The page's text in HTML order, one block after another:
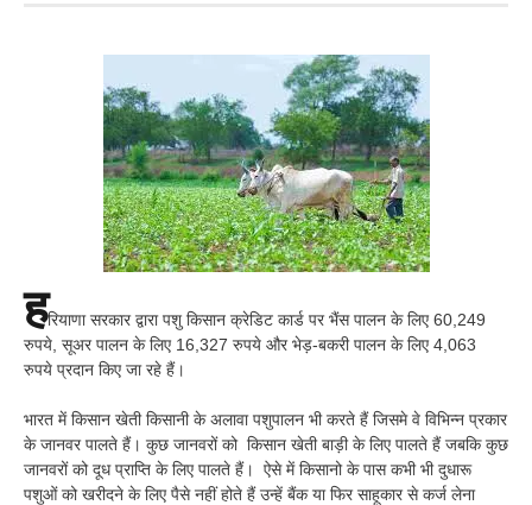
हरियाणा सरकार द्वारा पशु किसान क्रेडिट कार्ड पर भैंस पालन के लिए 60,249
रुपये, सूअर पालन के लिए 16,327 रुपये और भेड़-बकरी पालन के लिए 4,063
रुपये प्रदान किए जा रहे हैं।
भारत में किसान खेती किसानी के अलावा पशुपालन भी करते हैं जिसमे वे विभिन्न प्रकार
के जानवर पालते हैं। कुछ जानवरों को किसान खेती बाड़ी के लिए पालते हैं जबकि कुछ
जानवरों को दूध प्राप्ति के लिए पालते हैं। ऐसे में किसानो के पास कभी भी दुधारू
पशुओं को खरीदने के लिए पैसे नहीं होते हैं उन्हें बैंक या फिर साहूकार से कर्ज लेना